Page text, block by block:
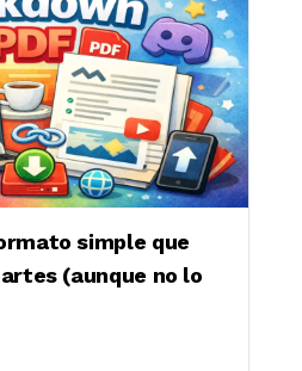
simple que
(aunque no lo